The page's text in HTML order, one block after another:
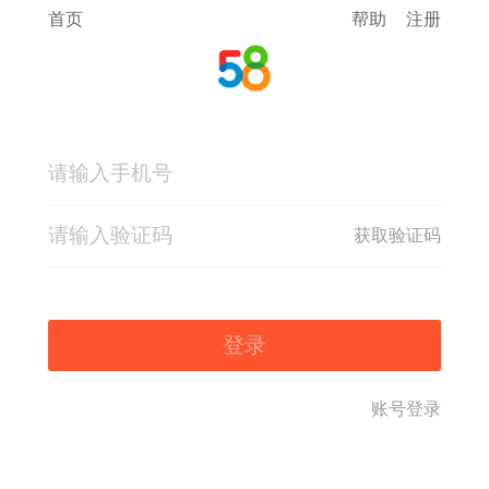
首页 帮助 注册
获取验证码
登录
账号登录